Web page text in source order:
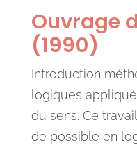
Ouvrage
(1990)
Introduction
logiques
du sens. Ce
de possible en